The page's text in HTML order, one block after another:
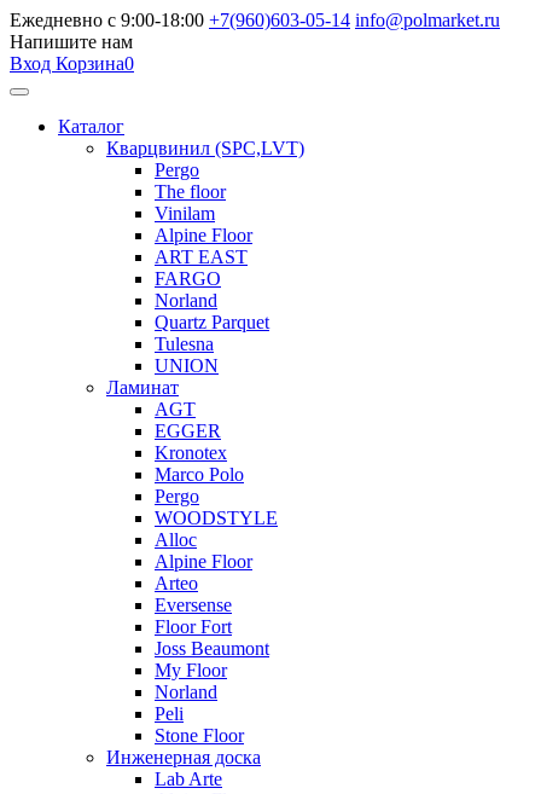
Ежедневно с 9:00-18:00 +7(960)603-05-14 info@polmarket.ru
Напишите нам
Вход Корзина0
Каталог
Кварцвинил (SPC,LVT)
Pergo
The floor
Vinilam
Alpine Floor
ART EAST
FARGO
Norland
Quartz Parquet
Tulesna
UNION
Ламинат
AGT
EGGER
Kronotex
Marco Polo
Pergo
WOODSTYLE
Alloc
Alpine Floor
Arteo
Eversense
Floor Fort
Joss Beaumont
My Floor
Norland
Peli
Stone Floor
Инженерная доска
Lab Arte